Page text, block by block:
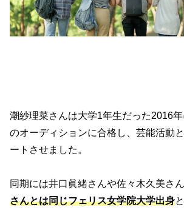
潮紗理菜さんは大学1年生だった2016年
のオーディションに合格し、芸能活動
ートさせました。
同期には井口眞緒さんや佐々木久美さ
さんとは同じフェリス女学院大学出身